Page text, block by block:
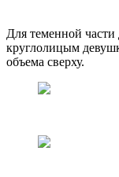
Для теменной
круглолицым
объема сверху.